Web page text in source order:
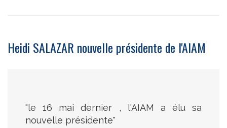
Heidi SALAZAR nouvelle présidente de l'AIAM
"le 16 mai dernier , l'AIAM a élu sa
nouvelle présidente"